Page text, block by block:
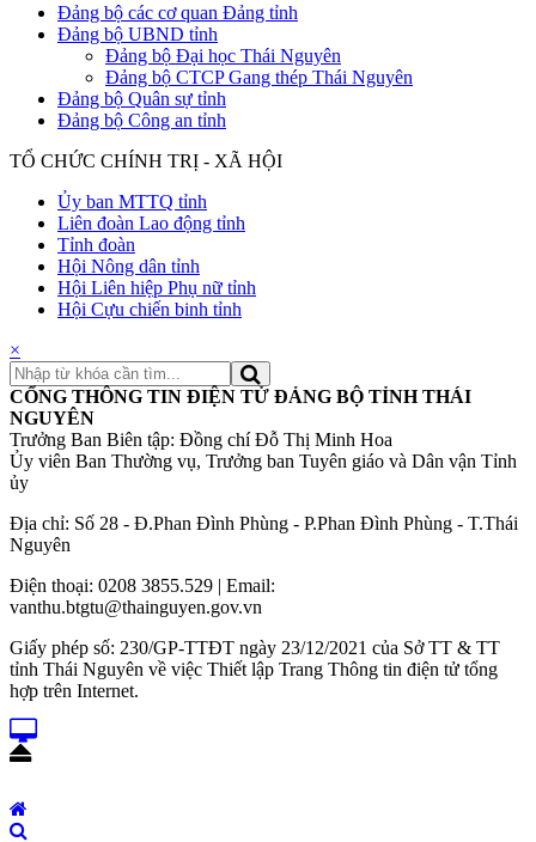
Đảng bộ các cơ quan Đảng tỉnh
Đảng bộ UBND tỉnh
Đảng bộ Đại học Thái Nguyên
Đảng bộ CTCP Gang thép Thái Nguyên
Đảng bộ Quân sự tỉnh
Đảng bộ Công an tỉnh
TỔ CHỨC CHÍNH TRỊ - XÃ HỘI
Ủy ban MTTQ tỉnh
Liên đoàn Lao động tỉnh
Tỉnh đoàn
Hội Nông dân tỉnh
Hội Liên hiệp Phụ nữ tỉnh
Hội Cựu chiến binh tỉnh
×
CỔNG THÔNG TIN ĐIỆN TỬ ĐẢNG BỘ TỈNH THÁI
NGUYÊN
Trưởng Ban Biên tập: Đồng chí Đỗ Thị Minh Hoa
Ủy viên Ban Thường vụ, Trưởng ban Tuyên giáo và Dân vận Tỉnh
ủy
Địa chỉ: Số 28 - Đ.Phan Đình Phùng - P.Phan Đình Phùng - T.Thái
Nguyên
Điện thoại: 0208 3855.529 | Email:
vanthu.btgtu@thainguyen.gov.vn
Giấy phép số: 230/GP-TTĐT ngày 23/12/2021 của Sở TT & TT
tỉnh Thái Nguyên về việc Thiết lập Trang Thông tin điện tử tổng
hợp trên Internet.